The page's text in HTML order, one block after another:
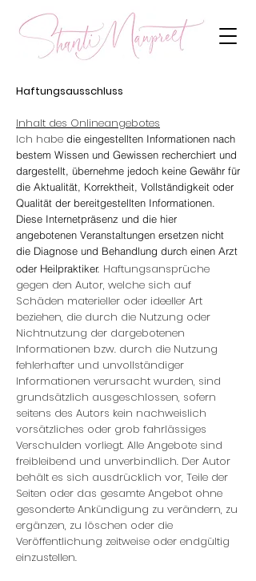
Haftungsausschluss
Inhalt des Onlineangebotes
Ich habe die eingestellten Informationen nach
bestem Wissen und Gewissen recherchiert und
dargestellt, übernehme jedoch keine Gewähr für
die Aktualität, Korrektheit, Vollständigkeit oder
Qualität der bereitgestellten Informationen.
Diese Internetpräsenz und die hier
angebotenen Veranstaltungen ersetzen nicht
die Diagnose und Behandlung durch einen Arzt
oder Heilpraktiker. Haftungsansprüche
gegen den Autor, welche sich auf
Schäden materieller oder ideeller Art
beziehen, die durch die Nutzung oder
Nichtnutzung der dargebotenen
Informationen bzw. durch die Nutzung
fehlerhafter und unvollständiger
Informationen verursacht wurden, sind
grundsätzlich ausgeschlossen, sofern
seitens des Autors kein nachweislich
vorsätzliches oder grob fahrlässiges
Verschulden vorliegt. Alle Angebote sind
freibleibend und unverbindlich. Der Autor
behält es sich ausdrücklich vor, Teile der
Seiten oder das gesamte Angebot ohne
gesonderte Ankündigung zu verändern, zu
ergänzen, zu löschen oder die
Veröffentlichung zeitweise oder endgültig
einzustellen.